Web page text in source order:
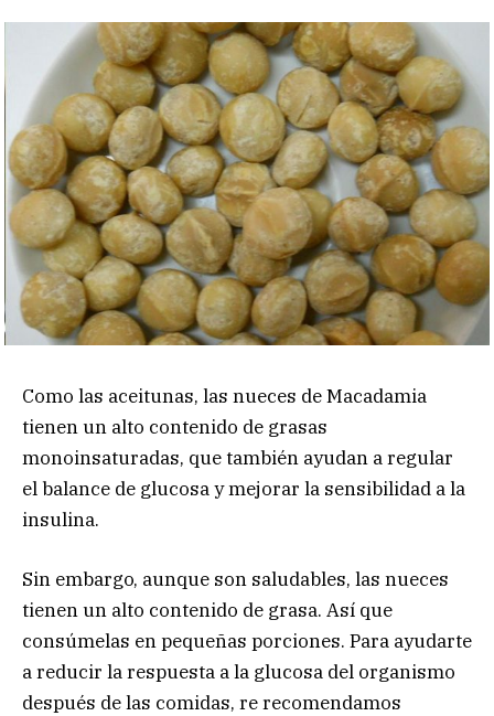
Como las aceitunas, las nueces de Macadamia
tienen un alto contenido de grasas
monoinsaturadas, que también ayudan a regular
el balance de glucosa y mejorar la sensibilidad a la
insulina.
Sin embargo, aunque son saludables, las nueces
tienen un alto contenido de grasa. Así que
consúmelas en pequeñas porciones. Para ayudarte
a reducir la respuesta a la glucosa del organismo
después de las comidas, re recomendamos